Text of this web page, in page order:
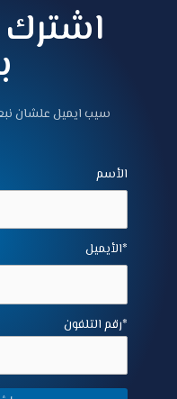
الأسم
الأيميل*
رقم التلفون*